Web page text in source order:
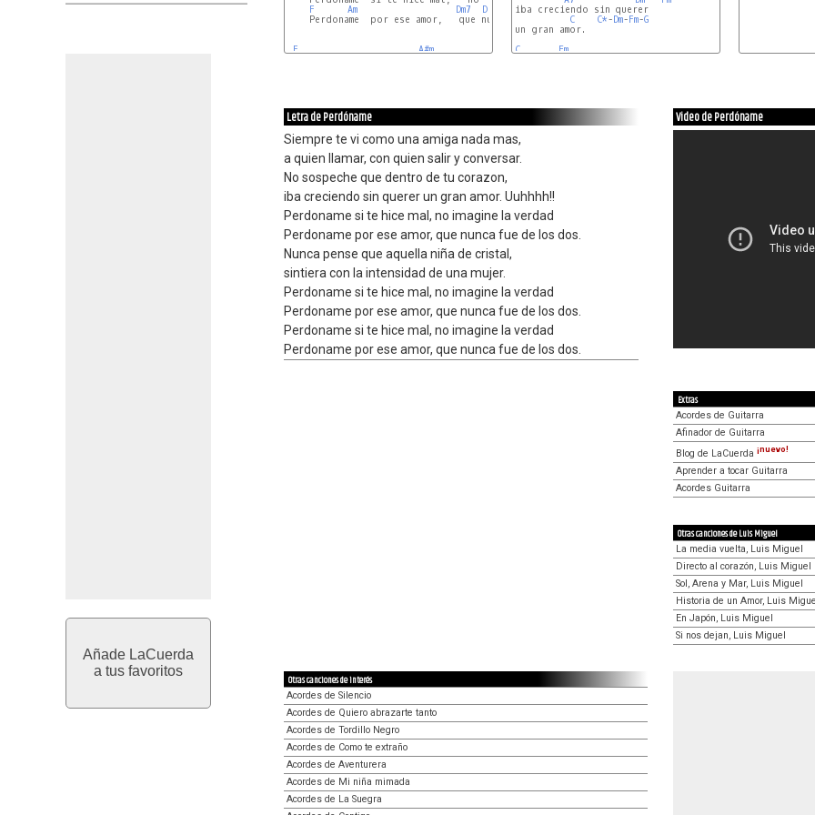
Añade LaCuerda
a tus favoritos
F
Am Dm7 D Gm A#m
C
    Perdoname  por ese amor,   que nunca fue  de los dos.
F A#m F
F7
iba creciendo sin querer
C
C*-Dm-Fm-G
un gran amor.
C
Em
Letra de Perdóname
Siempre te vi como una amiga nada mas,
a quien llamar, con quien salir y conversar.
No sospeche que dentro de tu corazon,
iba creciendo sin querer un gran amor. Uuhhhh!!
Perdoname si te hice mal, no imagine la verdad
Perdoname por ese amor, que nunca fue de los dos.
Nunca pense que aquella niña de cristal,
sintiera con la intensidad de una mujer.
Perdoname si te hice mal, no imagine la verdad
Perdoname por ese amor, que nunca fue de los dos.
Perdoname si te hice mal, no imagine la verdad
Perdoname por ese amor, que nunca fue de los dos.
Video de Perdóname
Extras
Acordes de Guitarra
Afinador de Guitarra
Blog de LaCuerda ¡nuevo!
Aprender a tocar Guitarra
Acordes Guitarra
Otras canciones de Luis Miguel
La media vuelta, Luis Miguel
Directo al corazón, Luis Miguel
Sol, Arena y Mar, Luis Miguel
Historia de un Amor, Luis
En Japón, Luis Miguel
Si nos dejan, Luis Miguel
Otras canciones de interés
Acordes de Silencio
Acordes de Quiero abrazarte tanto
Acordes de Tordillo Negro
Acordes de Como te extraño
Acordes de Aventurera
Acordes de Mi niña mimada
Acordes de La Suegra